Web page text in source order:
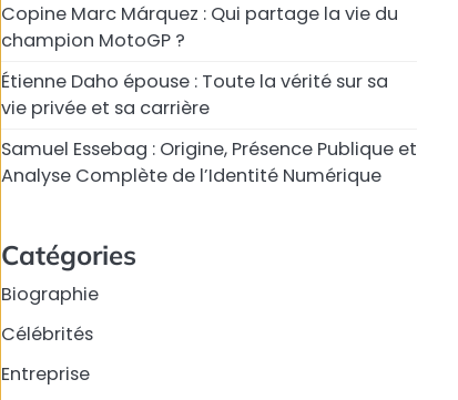
Copine Marc Márquez : Qui partage la vie du
champion MotoGP ?
Étienne Daho épouse : Toute la vérité sur sa
vie privée et sa carrière
Samuel Essebag : Origine, Présence Publique et
Analyse Complète de l’Identité Numérique
Catégories
Biographie
Célébrités
Entreprise